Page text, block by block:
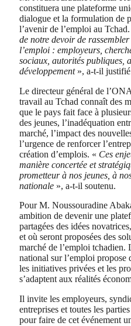
constituera une plateforme
dialogue et la formulation de
l’avenir de l’emploi au
de notre devoir de
l’emploi : employeurs,
sociaux, autorités publiques,
développement », a-t-il
Le directeur général de
travail au Tchad connaît des
que le pays fait face à
des jeunes, l’inadéquation
marché, l’impact des
l’urgence de renforcer
création d’emplois. « Ces
manière concertée et
prometteur à nos jeunes, à
nationale », a-t-il soutenu.
Pour M. Noussouradine
ambition de devenir une
partagées des idées
et où seront proposées des
marché de l’emploi
national sur l’emploi propose
les initiatives privées et les
s’adaptent aux réalités
Il invite les employeurs,
entreprises et toutes les
pour faire de cet événement